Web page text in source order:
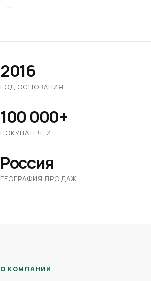
2016
ГОД ОСНОВАНИЯ
100 000+
ПОКУПАТЕЛЕЙ
Россия
ГЕОГРАФИЯ ПРОДАЖ
О КОМПАНИИ